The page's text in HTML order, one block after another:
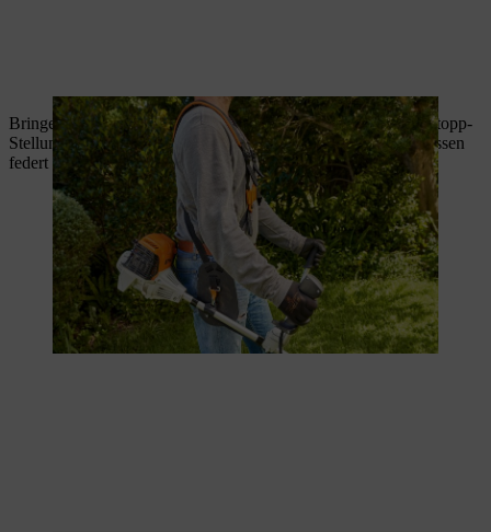
Bringen Sie den Stoppschalter am Multifunktionsgriff in die Stopp-
Stellung, die Position 0. Der Motor geht aus. Nach dem Loslassen
federt der Stoppschalter zurück auf Position I.